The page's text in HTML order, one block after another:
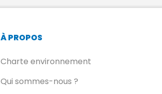
À PROPOS
Charte environnement
Qui sommes-nous ?